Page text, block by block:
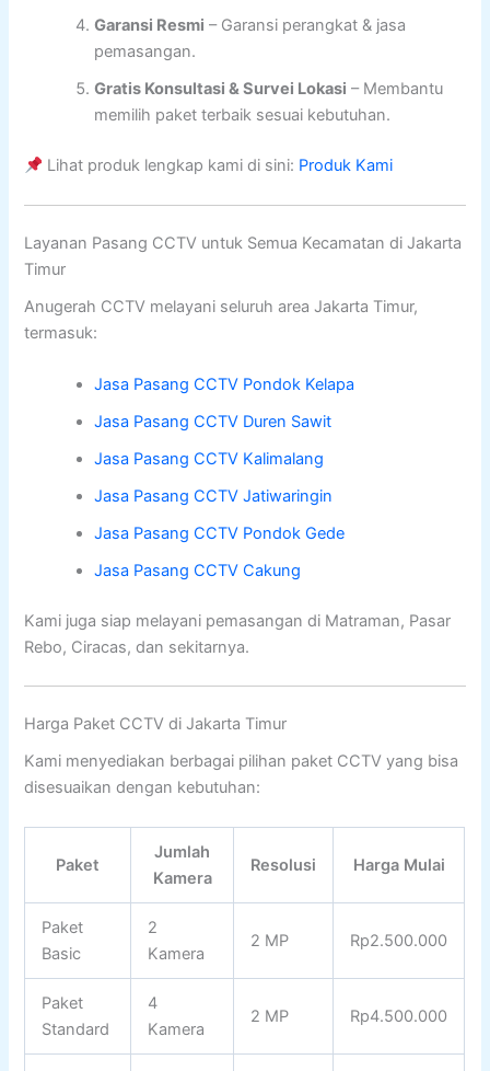
Garansi Resmi – Garansi perangkat & jasa
pemasangan.
Gratis Konsultasi & Survei Lokasi – Membantu
memilih paket terbaik sesuai kebutuhan.
Lihat produk lengkap kami di sini: Produk Kami
Layanan Pasang CCTV untuk Semua Kecamatan di Jakarta
Timur
Anugerah CCTV melayani seluruh area Jakarta Timur,
termasuk:
Jasa Pasang CCTV Pondok Kelapa
Jasa Pasang CCTV Duren Sawit
Jasa Pasang CCTV Kalimalang
Jasa Pasang CCTV Jatiwaringin
Jasa Pasang CCTV Pondok Gede
Jasa Pasang CCTV Cakung
Kami juga siap melayani pemasangan di Matraman, Pasar
Rebo, Ciracas, dan sekitarnya.
Harga Paket CCTV di Jakarta Timur
Kami menyediakan berbagai pilihan paket CCTV yang bisa
disesuaikan dengan kebutuhan:
Paket
Jumlah
Kamera
Resolusi Harga Mulai
Paket
Basic
2
Kamera
2 MP Rp2.500.000
Paket
Standard
4
Kamera
2 MP Rp4.500.000